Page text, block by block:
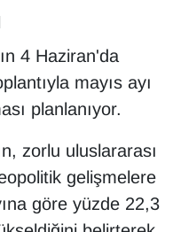
4 Haziran'da
mayıs ayı
planlanıyor.
zorlu uluslararası
gelişmelere
göre yüzde 22,3